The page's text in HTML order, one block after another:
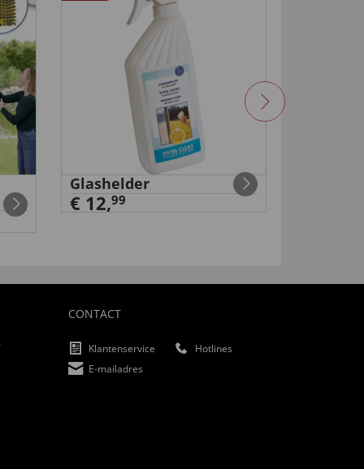
Glashelder
€ 12,99
CONTACT
Klantenservice
Hotlines
E-mailadres